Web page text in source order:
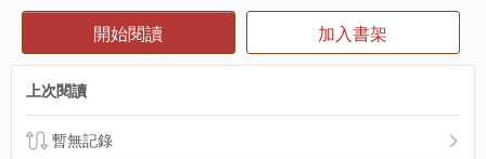
開始閱讀 加入書架
上次閱讀
暫無記錄